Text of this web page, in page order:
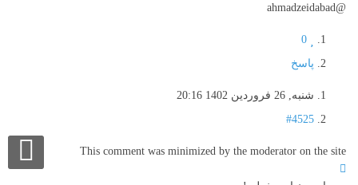
@ahmadzeidabad
0
پاسخ
شنبه, 26 فروردين 1402 20:16
#4525
This comment was minimized by the moderator on the site